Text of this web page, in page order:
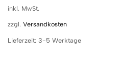
inkl. MwSt.
zzgl. Versandkosten
Lieferzeit: 3-5 Werktage